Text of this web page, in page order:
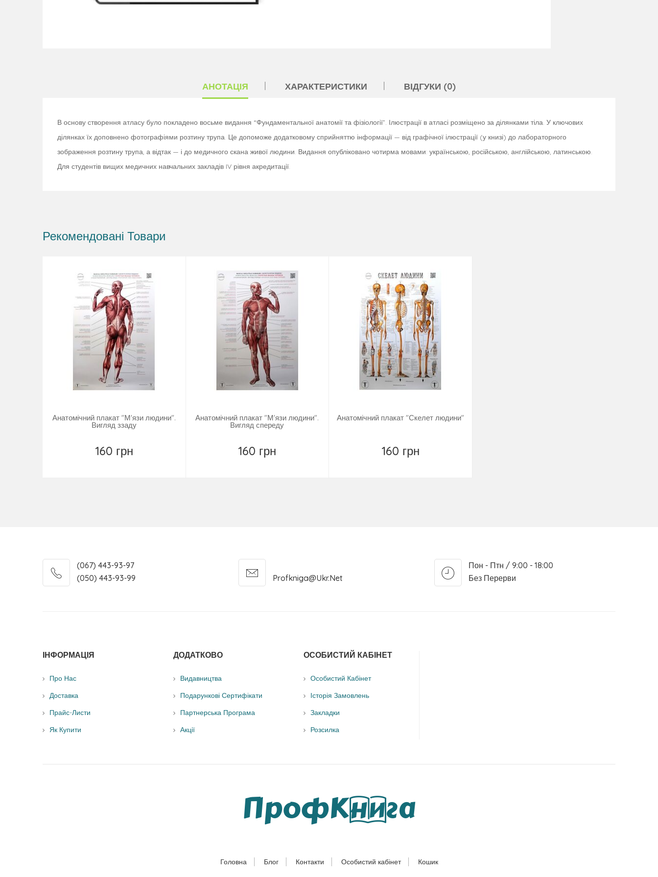
АНОТАЦІЯ ХАРАКТЕРИСТИКИ ВІДГУКИ (0)
В основу створення атласу було покладено восьме видання “Фундаментальної анатомії та фізіології”. Ілюстрації в атласі розміщено за ділянками тіла. У ключових
ділянках їх доповнено фотографіями розтину трупа. Це допоможе додатковому сприйняттю інформації — від графічної ілюстрації (у книзі) до лабораторного
зображення розтину трупа, а відтак — і до медичного скана живої людини. Видання опубліковано чотирма мовами: українською, російською, англійською, латинською.
Для студентів вищих медичних навчальних закладів IV рівня акредитації.
Рекомендовані Товари
Анатомічний плакат "М'язи людини".
Вигляд ззаду
160 грн
Анатомічний плакат "М'язи людини".
Вигляд спереду
160 грн
Анатомічний плакат "Скелет людини"
160 грн
(067) 443-93-97
(050) 443-93-99
Profkniga@ukr.net
Пон - Птн / 9:00 - 18:00
Без Перерви
ІНФОРМАЦІЯ
Про Нас
Доставка
Прайс-Листи
Як Купити
ДОДАТКОВО
Видавництва
Подарункові Сертифікати
Партнерська Програма
Акції
ОСОБИСТИЙ КАБІНЕТ
Особистий Кабінет
Історія Замовлень
Закладки
Розсилка
Головна Блог Контакти Особистий кабінет Кошик